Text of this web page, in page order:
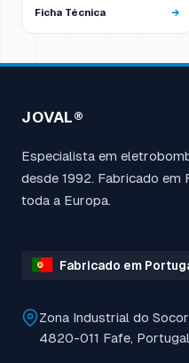
Ficha Técnica
JOVAL®
Especialista em
desde 1992. Fabricado
toda a Europa.
Fabricado em
Zona Industrial do
4820-011 Fafe, Portugal